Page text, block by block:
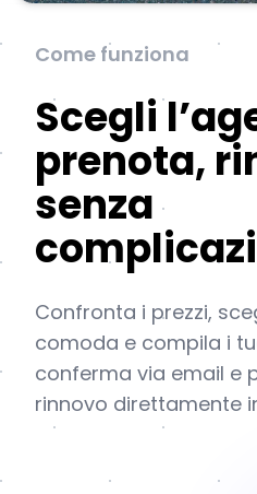
Come funziona
Scegli
prenota,
senza
Confronta i prezzi,
comoda e compila i
conferma via email e
rinnovo direttamente